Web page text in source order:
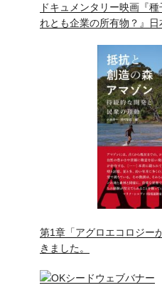
ドキュメンタリー映画『
れとも企業の所有物？』日
第1章「アグロエコロジー
きました。